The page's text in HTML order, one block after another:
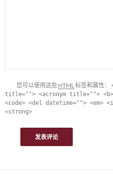
您可以使用这些 HTML标签和属性：
title=""> <acronym title="">
<code> <del datetime=""> <em>
<strong>